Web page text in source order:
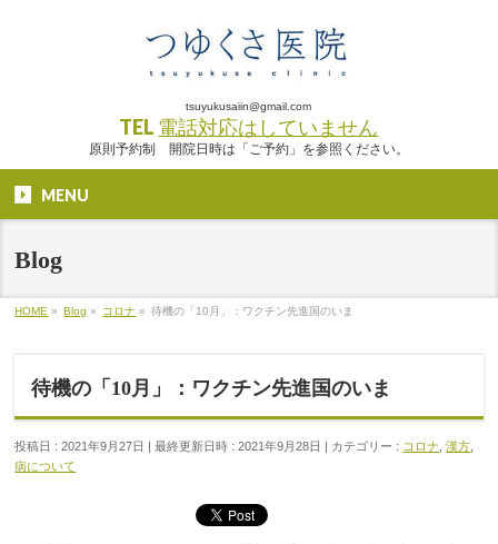
tsuyukusaiin@gmail.com
TEL 電話対応はしていません
原則予約制 開院日時は「ご予約」を参照ください。
MENU
Blog
HOME » Blog » コロナ » 待機の「10月」：ワクチン先進国のいま
待機の「10月」：ワクチン先進国のいま
投稿日 : 2021年9月27日 最終更新日時 : 2021年9月28日 カテゴリー : コロナ ,漢方
病について